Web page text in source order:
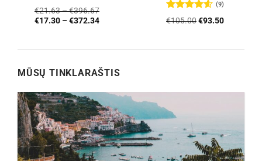
Įvertinimas:
4.76iš 5
€21.63–€396.67
€17.30 –€372.34
Įvertinimas:
(9)
€105.00Original
€93.50Current
MŪSŲ TINKLARAŠTIS